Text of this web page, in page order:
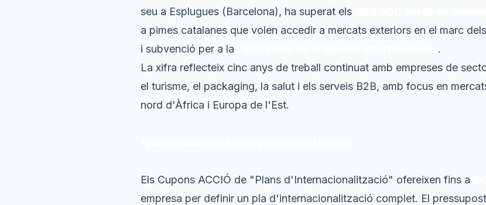
seu a Esplugues (Barcelona), ha superat els
a pimes catalanes que volen accedir a mercats exteriors en el marc
i subvenció per a la
.
La xifra reflecteix cinc anys de treball continuat amb empreses de
el turisme, el packaging, la salut i els serveis B2B, amb focus en
nord d'Àfrica i Europa de l'Est.
Els Cupons ACCIÓ de "Plans d'Internacionalització" ofereixen fins a
empresa per definir un pla d'internacionalització complet. El